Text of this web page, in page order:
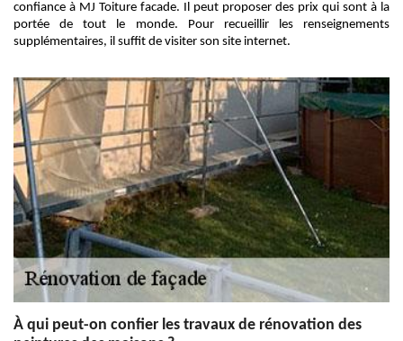
confiance à MJ Toiture facade. Il peut proposer des prix qui sont à la
portée de tout le monde. Pour recueillir les renseignements
supplémentaires, il suffit de visiter son site internet.
À qui peut-on confier les travaux de rénovation des